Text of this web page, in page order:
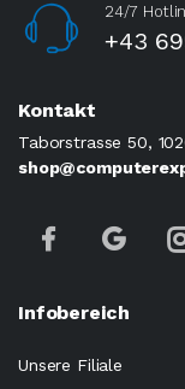
24/7
+43
Kontakt
Taborstrasse 50,
Infobereich
Unsere Filiale